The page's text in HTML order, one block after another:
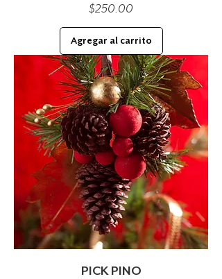
Precio
$250.00
Agregar al carrito
PICK PINO